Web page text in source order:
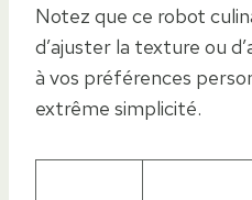
Notez que ce robot
d’ajuster la texture ou
à vos préférences
extrême simplicité.